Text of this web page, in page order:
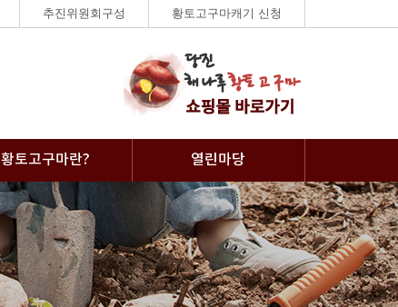
추진위원회구성 황토고구마캐기 신청
황토고구마란? 열린마당